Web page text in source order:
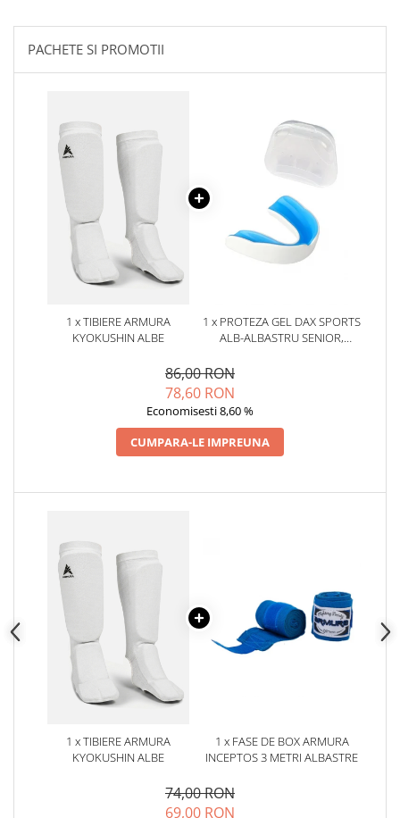
PACHETE SI PROMOTII
1 x TIBIERE ARMURA
KYOKUSHIN ALBE
1 x PROTEZA GEL DAX SPORTS
ALB-ALBASTRU SENIOR,
86,00 RON
78,60 RON
Economisesti 8,60 %
CUMPARA-LE IMPREUNA
1 x TIBIERE ARMURA
KYOKUSHIN ALBE
1 x FASE DE BOX ARMURA
INCEPTOS 3 METRI ALBASTRE
74,00 RON
69,00 RON